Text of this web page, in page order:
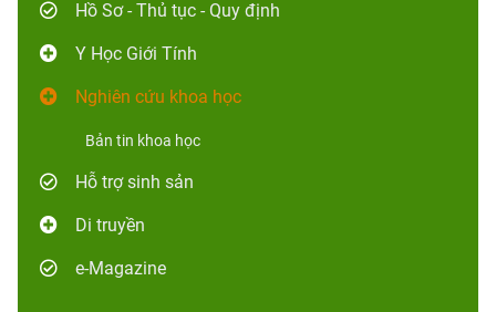
Hồ Sơ - Thủ tục - Quy định
Y Học Giới Tính
Nghiên cứu khoa học
Bản tin khoa học
Hỗ trợ sinh sản
Di truyền
e-Magazine